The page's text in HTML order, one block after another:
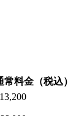
常料金（税込）